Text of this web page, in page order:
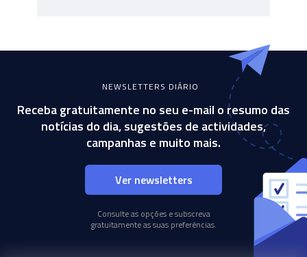
NEWSLETTERS DIÁRIO
Receba gratuitamente no seu e-mail o resumo das
notícias do dia, sugestões de actividades,
campanhas e muito mais.
Ver newsletters
Consulte as opções e subscreva
gratuitamente as suas preferências.